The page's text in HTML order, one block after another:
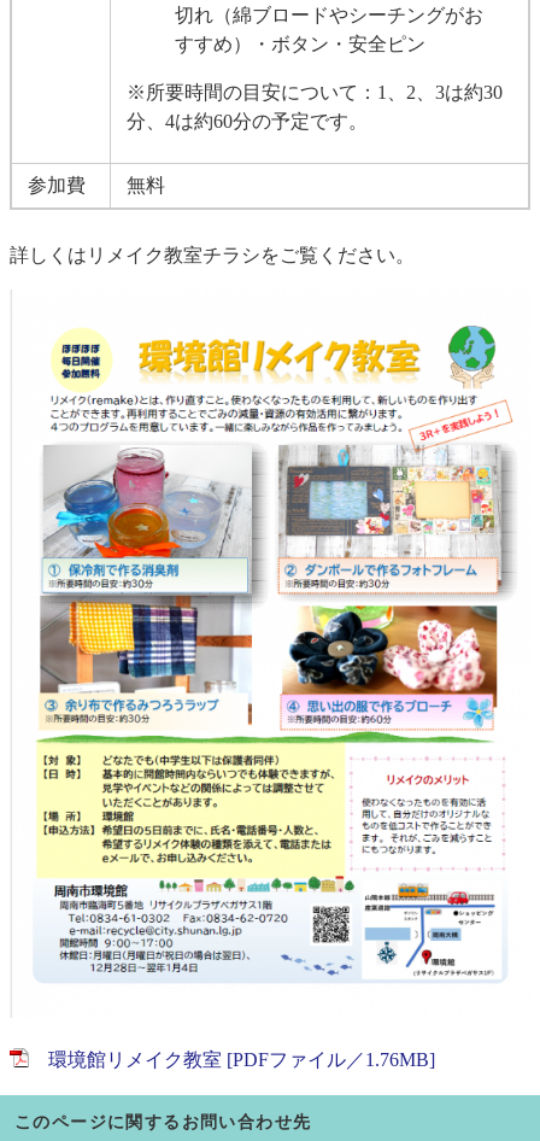
切れ（綿ブロードやシーチングがお
すすめ）・ボタン・安全ピン
※所要時間の目安について：1、2、3は約30
分、4は約60分の予定です。
参加費 無料
詳しくはリメイク教室チラシをご覧ください。
環境館リメイク教室 [PDFファイル／1.76MB]
このページに関するお問い合わせ先